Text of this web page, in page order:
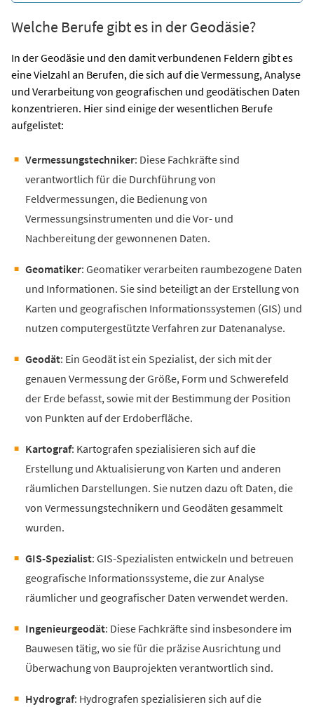
Welche Berufe gibt es in der Geodäsie?
In der Geodäsie und den damit verbundenen Feldern gibt es
eine Vielzahl an Berufen, die sich auf die Vermessung, Analyse
und Verarbeitung von geografischen und geodätischen Daten
konzentrieren. Hier sind einige der wesentlichen Berufe
aufgelistet:
Vermessungstechniker: Diese Fachkräfte sind
verantwortlich für die Durchführung von
Feldvermessungen, die Bedienung von
Vermessungsinstrumenten und die Vor- und
Nachbereitung der gewonnenen Daten.
Geomatiker: Geomatiker verarbeiten raumbezogene Daten
und Informationen. Sie sind beteiligt an der Erstellung von
Karten und geografischen Informationssystemen (GIS) und
nutzen computergestützte Verfahren zur Datenanalyse.
Geodät: Ein Geodät ist ein Spezialist, der sich mit der
genauen Vermessung der Größe, Form und Schwerefeld
der Erde befasst, sowie mit der Bestimmung der Position
von Punkten auf der Erdoberfläche.
Kartograf: Kartografen spezialisieren sich auf die
Erstellung und Aktualisierung von Karten und anderen
räumlichen Darstellungen. Sie nutzen dazu oft Daten, die
von Vermessungstechnikern und Geodäten gesammelt
wurden.
GIS-Spezialist: GIS-Spezialisten entwickeln und betreuen
geografische Informationssysteme, die zur Analyse
räumlicher und geografischer Daten verwendet werden.
Ingenieurgeodät: Diese Fachkräfte sind insbesondere im
Bauwesen tätig, wo sie für die präzise Ausrichtung und
Überwachung von Bauprojekten verantwortlich sind.
Hydrograf: Hydrografen spezialisieren sich auf die